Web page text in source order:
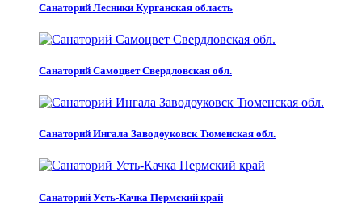
Санаторий Лесники Курганская область
Санаторий Самоцвет Свердловская обл.
Санаторий Ингала Заводоуковск Тюменская обл.
Санаторий Усть-Качка Пермский край